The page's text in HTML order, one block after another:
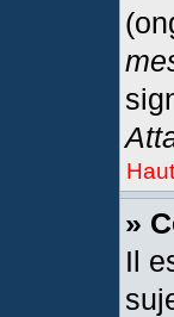
Haut
»
Il